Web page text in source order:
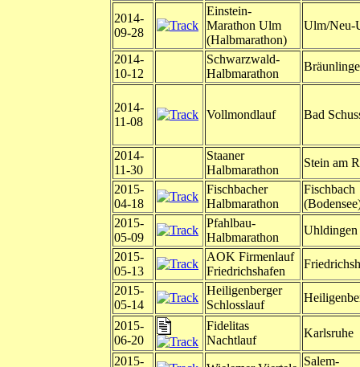
2014-
09-28
Einstein-
Marathon Ulm
(Halbmarathon)
Ulm/Neu-
2014-
10-12
Schwarzwald-
Halbmarathon
2014-
11-08
Vollmondlauf Bad
2014-
11-30
Staaner
Halbmarathon
Stein am
2015-
04-18
Fischbacher
Halbmarathon
Fischbach
2015-
05-09
Pfahlbau-
Halbmarathon
Uhldingen
2015-
05-13
AOK Firmenlauf
Friedrichshafen
2015-
05-14
Heiligenberger
Schlosslauf
2015-
06-20
Fidelitas
Nachtlauf
Karlsruhe
2015- Salem-